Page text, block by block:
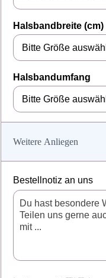
Halsbandbreite (cm)
Halsbandumfang
Weitere Anliegen
Bestellnotiz an uns